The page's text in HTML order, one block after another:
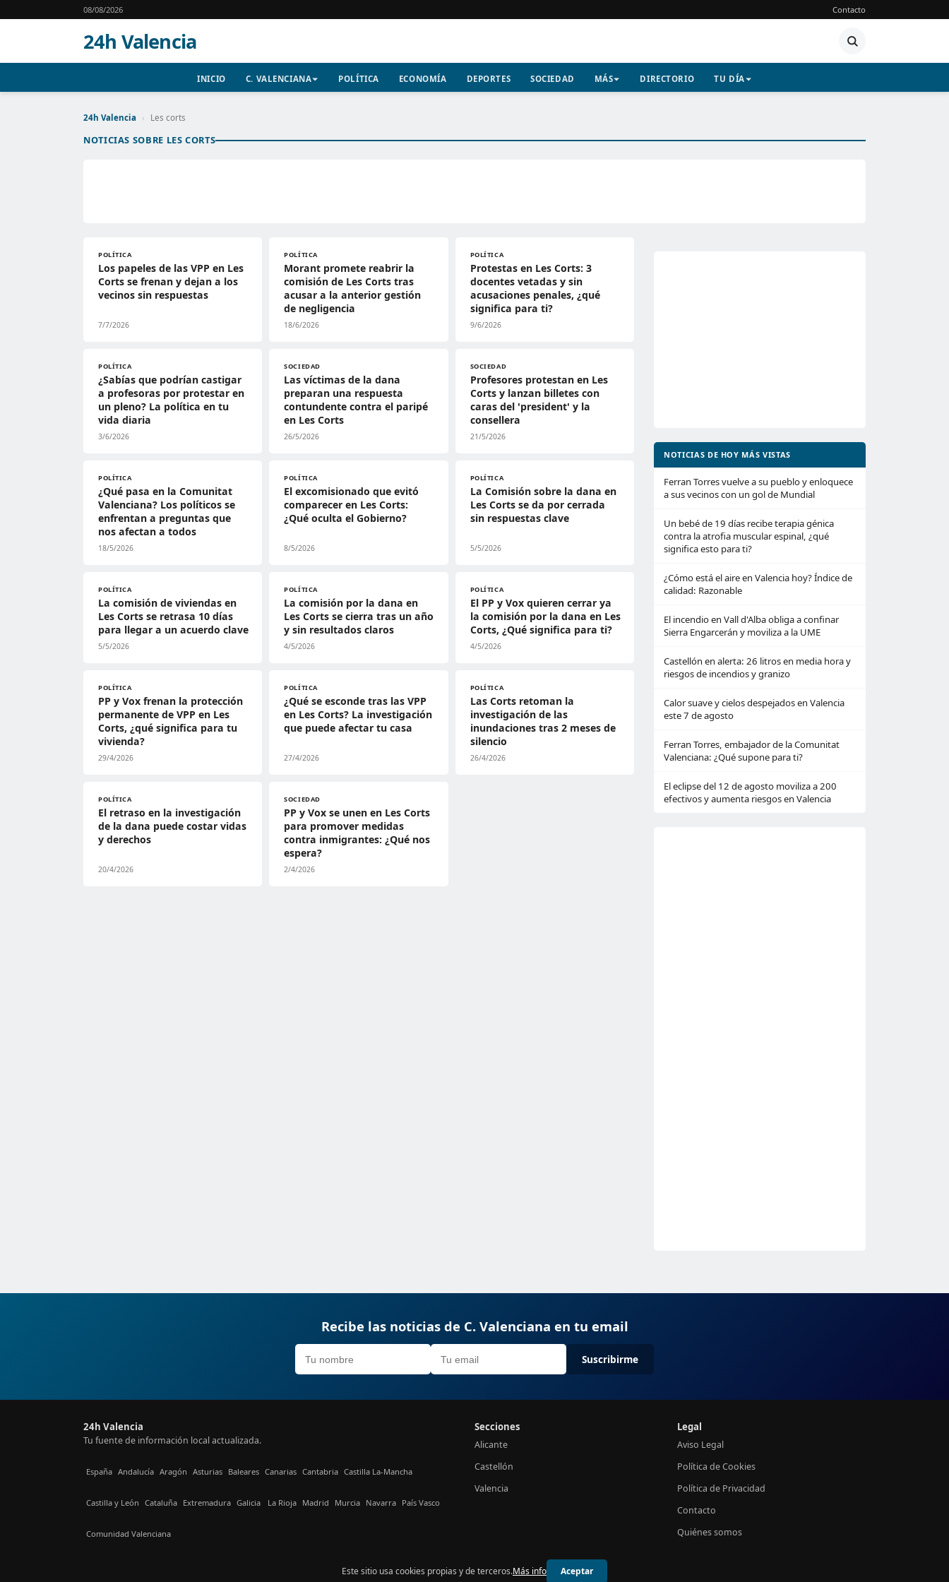
08/08/2026 Contacto
24h Valencia
INICIO C. VALENCIANA POLÍTICA ECONOMÍA DEPORTES SOCIEDAD MÁS DIRECTORIO TU DÍA
24h Valencia › Les corts
NOTICIAS SOBRE LES CORTS
POLÍTICA
Los papeles de las VPP en Les
Corts se frenan y dejan a los
vecinos sin respuestas
7/7/2026
POLÍTICA
Morant promete reabrir la
comisión de Les Corts tras
acusar a la anterior gestión
de negligencia
18/6/2026
POLÍTICA
Protestas en Les Corts: 3
docentes vetadas y sin
acusaciones penales, ¿qué
significa para ti?
9/6/2026
POLÍTICA
¿Sabías que podrían castigar
a profesoras por protestar en
un pleno? La política en tu
vida diaria
3/6/2026
SOCIEDAD
Las víctimas de la dana
preparan una respuesta
contundente contra el paripé
en Les Corts
26/5/2026
SOCIEDAD
Profesores protestan en Les
Corts y lanzan billetes con
caras del 'president' y la
consellera
21/5/2026
POLÍTICA
¿Qué pasa en la Comunitat
Valenciana? Los políticos se
enfrentan a preguntas que
nos afectan a todos
18/5/2026
POLÍTICA
El excomisionado que evitó
comparecer en Les Corts:
¿Qué oculta el Gobierno?
8/5/2026
POLÍTICA
La Comisión sobre la dana en
Les Corts se da por cerrada
sin respuestas clave
5/5/2026
POLÍTICA
La comisión de viviendas en
Les Corts se retrasa 10 días
para llegar a un acuerdo clave
5/5/2026
POLÍTICA
La comisión por la dana en
Les Corts se cierra tras un año
y sin resultados claros
4/5/2026
POLÍTICA
El PP y Vox quieren cerrar ya
la comisión por la dana en Les
Corts, ¿Qué significa para ti?
4/5/2026
POLÍTICA
PP y Vox frenan la protección
permanente de VPP en Les
Corts, ¿qué significa para tu
vivienda?
29/4/2026
POLÍTICA
¿Qué se esconde tras las VPP
en Les Corts? La investigación
que puede afectar tu casa
27/4/2026
POLÍTICA
Las Corts retoman la
investigación de las
inundaciones tras 2 meses de
silencio
26/4/2026
POLÍTICA
El retraso en la investigación
de la dana puede costar vidas
y derechos
20/4/2026
SOCIEDAD
PP y Vox se unen en Les Corts
para promover medidas
contra inmigrantes: ¿Qué nos
espera?
2/4/2026
NOTICIAS DE HOY MÁS VISTAS
Ferran Torres vuelve a su pueblo y enloquece
a sus vecinos con un gol de Mundial
Un bebé de 19 días recibe terapia génica
contra la atrofia muscular espinal, ¿qué
significa esto para ti?
¿Cómo está el aire en Valencia hoy? Índice de
calidad: Razonable
El incendio en Vall d'Alba obliga a confinar
Sierra Engarcerán y moviliza a la UME
Castellón en alerta: 26 litros en media hora y
riesgos de incendios y granizo
Calor suave y cielos despejados en Valencia
este 7 de agosto
Ferran Torres, embajador de la Comunitat
Valenciana: ¿Qué supone para ti?
El eclipse del 12 de agosto moviliza a 200
efectivos y aumenta riesgos en Valencia
Recibe las noticias de C. Valenciana en tu email
Suscribirme
24h Valencia
Tu fuente de información local actualizada.
España Andalucía Aragón Asturias Baleares Canarias Cantabria Castilla La-Mancha
Castilla y León Cataluña Extremadura Galicia La Rioja Madrid Murcia Navarra País Vasco
Comunidad Valenciana
Secciones
Alicante
Castellón
Valencia
Legal
Aviso Legal
Política de Cookies
Política de Privacidad
Contacto
Quiénes somos
© 2026 24h Valencia
Este sitio usa cookies propias y de terceros.Más info Aceptar